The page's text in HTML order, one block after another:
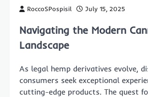
RoccoSPospisil July 15, 2025
Navigating the Modern
Landscape
As legal hemp derivatives evolve,
consumers seek exceptional
cutting-edge products. The quest